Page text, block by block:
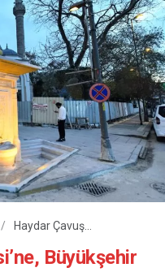
Haydar Çavuş
eli değdiBüyükşehir